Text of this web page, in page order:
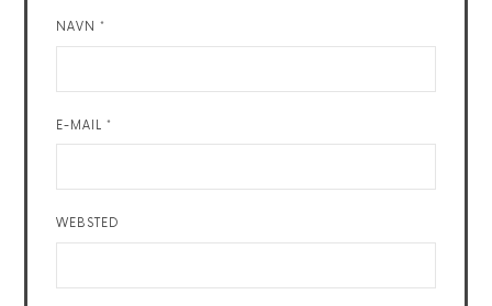
NAVN*
E-MAIL*
WEBSTED